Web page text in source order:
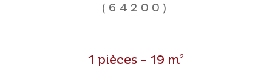
(64200)
1 pièces - 19 m²